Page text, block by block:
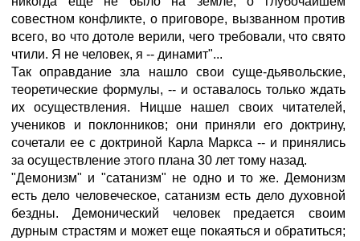
совестном конфликте, о приговоре, вызванном против
всего, во что дотоле верили, чего требовали, что свято
чтили. Я не человек, я -- динамит"...
Так оправдание зла нашло свои суще-дьявольские,
теоретические формулы, -- и оставалось только ждать
их осуществления. Ницше нашел своих читателей,
учеников и поклонников; они приняли его доктрину,
сочетали ее с доктриной Карла Маркса -- и принялись
за осуществление этого плана 30 лет тому назад.
"Демонизм" и "сатанизм" не одно и то же. Демонизм
есть дело человеческое, сатанизм есть дело духовной
бездны. Демонический человек предается своим
дурным страстям и может еще покаяться и обратиться;